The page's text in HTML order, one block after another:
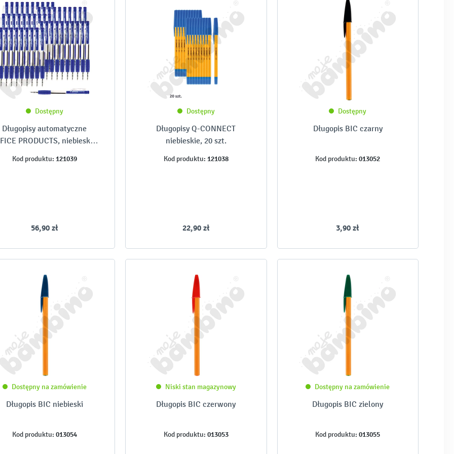
Dostępny
Długopisy automatyczne
PRODUCTS, niebieskie,
Kod produktu: 121039
56,90 zł
Dostępny
Długopisy Q-CONNECT
niebieskie, 20 szt.
Kod produktu: 121038
22,90 zł
Dostępny
Długopis BIC czarny
Kod produktu: 013052
3,90 zł
Dostępny na zamówienie
Długopis BIC niebieski
Kod produktu: 013054
Niski stan magazynowy
Długopis BIC czerwony
Kod produktu: 013053
Dostępny na zamówienie
Długopis BIC zielony
Kod produktu: 013055